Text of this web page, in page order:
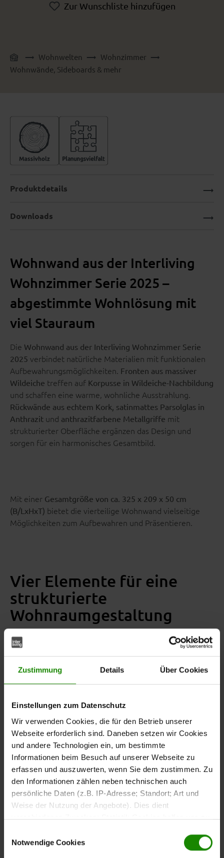
Zustimmung Details Über Cookies
Einstellungen zum Datenschutz
Wir verwenden Cookies, die für den Betrieb unserer
Webseite erforderlich sind. Daneben setzen wir Cookies
und andere Technologien ein, um bestimmte
Informationen beim Besuch auf unserer Webseite zu
erfassen und auszuwerten, wenn Sie dem zustimmen. Zu
den Informationen zählen neben technischen auch
persönliche Daten (z.B. IP-Adresse; Standort; Art und
Weise der Nutzung der Angebote). Dies dient
verschiedenen Zwecken: Statistik Cookies helfen uns zu
nutzen, indem sie Informationen sammeln und sie
anonymisiert für statistische Zwecke auszuwerten.
Notwendige Cookies
Zur Wunschliste hinzufügen
Wohnwelten
Wohnzimmer
Wohnwände, Sideboards & mehr
Wohnwand aus der Interliving
Wohnzimmer Serie 2025 –
abgestimmte Wohnlösung mit
viel Stauraum
Die Wohnwand aus der Interliving Wohnzimmer Serie
2025 verbindet natürliche Materialien mit funktionalen
Aufbewahrungsmöglichkeiten. Fronten aus massiver
Wildeiche treffen auf Korpusse in Wildeiche-Nachbildung
und schaffen eine warme, wohnliche Ausstrahlung.
Rückwände aus echtem Kork, satinmattes Parsolglas in
Anthrazit und anthrazitfarbene Metallgriffe mit
strukturierter Oberfläche ergänzen das Design und
sorgen für ein harmonisches Gesamtbild.
Mit einer Gesamtgröße von ca. 325 x 209 x 50 cm
(B/LxHxT) bietet die vierteilige Wohnwand vielseitige
Möglichkeiten zum Aufbewahren und Präsentieren.
Vier Elemente für eine
strukturierte
Wohnraumgestaltung
Die Wohnwand setzt sich aus einer Vitrine, einem TV-
Unterteil, einem Wandregal und einem Highboard
aufeinander abgestimmt und schaffen ein einheitliches
Wohnkonzept.
Vitrine mit Stauraum und
Präsentationsflächen
Die Vitrine misst ca.75 x 209 x 40 cm (B/LxHxT).
Geschlossene Bereiche und Glaselemente bieten Platz
für die geschützte Aufbewahrung sowie die sichtbare
Holztür mit Glaseinsatz ergänzt.
Produktdetails
Downloads